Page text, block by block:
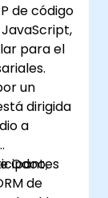
de código
para el
un
dirigida
a
Odoo,
de